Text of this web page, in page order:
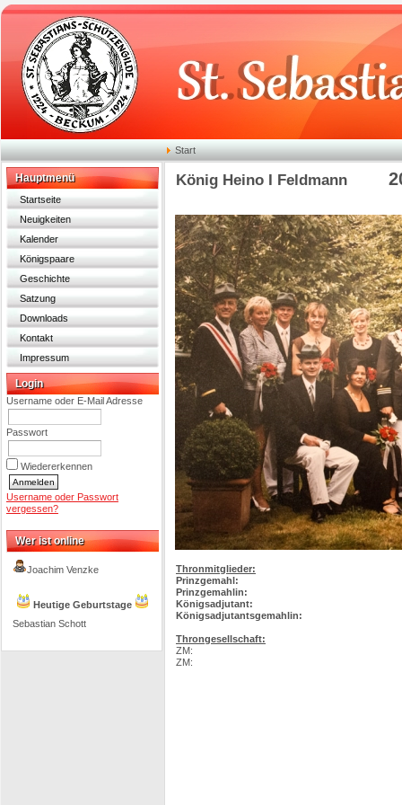
Start
Hauptmenü
Startseite
Neuigkeiten
Kalender
Königspaare
Geschichte
Satzung
Downloads
Kontakt
Impressum
Login
Username oder E-Mail Adresse
Passwort
Wiedererkennen
Username oder Passwort
vergessen?
Wer ist online
Joachim Venzke
Heutige Geburtstage
Sebastian Schott
König Heino I Feldmann
Thronmitglieder:
Prinzgemahl:
Prinzgemahlin:
Königsadjutant:
Königsadjutantsgemahlin:
Throngesellschaft:
ZM:
ZM: